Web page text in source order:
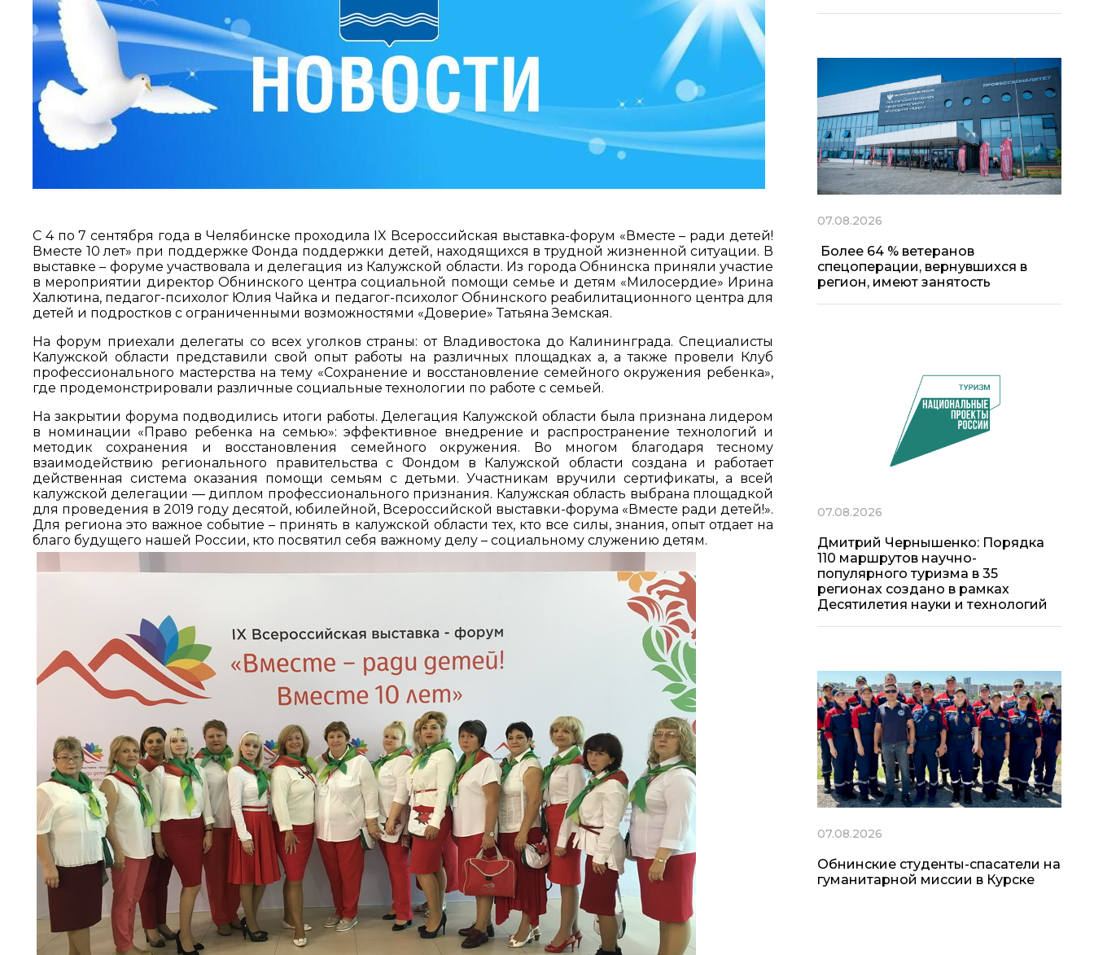
С 4 по 7 сентября года в Челябинске проходила IX Всероссийская выставка-форум «Вместе – ради детей!
Вместе 10 лет» при поддержке Фонда поддержки детей, находящихся в трудной жизненной ситуации. В
выставке – форуме участвовала и делегация из Калужской области. Из города Обнинска приняли участие
в мероприятии директор Обнинского центра социальной помощи семье и детям «Милосердие» Ирина
Халютина, педагог-психолог Юлия Чайка и педагог-психолог Обнинского реабилитационного центра для
детей и подростков с ограниченными возможностями «Доверие» Татьяна Земская.
На форум приехали делегаты со всех уголков страны: от Владивостока до Калининграда. Специалисты
Калужской области представили свой опыт работы на различных площадках а, а также провели Клуб
профессионального мастерства на тему «Сохранение и восстановление семейного окружения ребенка»,
где продемонстрировали различные социальные технологии по работе с семьей.
На закрытии форума подводились итоги работы. Делегация Калужской области была признана лидером
в номинации «Право ребенка на семью»: эффективное внедрение и распространение технологий и
методик сохранения и восстановления семейного окружения. Во многом благодаря тесному
взаимодействию регионального правительства с Фондом в Калужской области создана и работает
действенная система оказания помощи семьям с детьми. Участникам вручили сертификаты, а всей
калужской делегации — диплом профессионального признания. Калужская область выбрана площадкой
для проведения в 2019 году десятой, юбилейной, Всероссийской выставки-форума «Вместе ради детей!».
Для региона это важное событие – принять в калужской области тех, кто все силы, знания, опыт отдает на
благо будущего нашей России, кто посвятил себя важному делу – социальному служению детям.
07.08.2026
Более 64 % ветеранов
спецоперации, вернувшихся в
регион, имеют занятость
07.08.2026
Дмитрий Чернышенко: Порядка
110 маршрутов научно-
популярного туризма в 35
регионах создано в рамках
Десятилетия науки и технологий
07.08.2026
Обнинские студенты-спасатели на
гуманитарной миссии в Курске